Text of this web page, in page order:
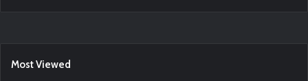
Most Viewed